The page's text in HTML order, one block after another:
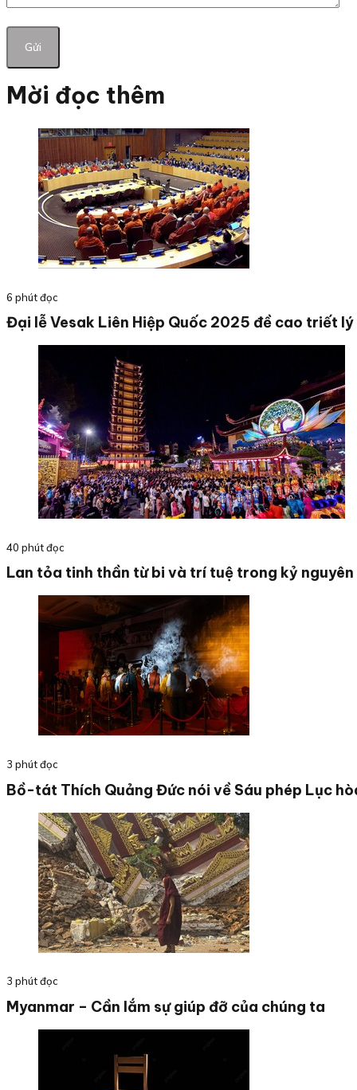
Mời đọc thêm
6 phút đọc
Đại lễ Vesak Liên Hiệp Quốc 2025 đề cao triết
40 phút đọc
Lan tỏa tinh thần từ bi và trí tuệ trong kỷ
3 phút đọc
Bồ-tát Thích Quảng Đức nói về Sáu phép Lục
3 phút đọc
Myanmar – Cần lắm sự giúp đỡ của chúng ta